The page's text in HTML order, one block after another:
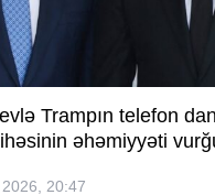
Trampın telefon
əhəmiyyəti
20:47